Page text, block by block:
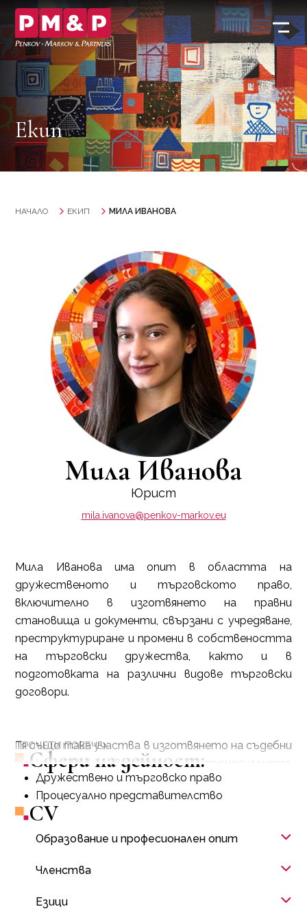
Екип
НАЧАЛО ЕКИП МИЛА ИВАНОВА
Мила Иванова
Юрист
mila.ivanova@penkov-markov.eu
Мила Иванова има опит в областта на
дружественото и търговското право,
включително в изготвянето на правни
становища и документи, свързани с учредяване,
преструктуриране и промени в собствеността
на търговски дружества, както и в
подготовката на различни видове търговски
договори.
Тя също така участва в изготвянето на съдебни
книжа във връзка с процесуалното
представителство на местни и чуждестранни
клиенти по дела пред българските съдилища.
ПРОЧЕТИ ПОВЕЧЕ
Сфери на дейност:
Дружествено и търговско право
Процесуално представителство
CV
Образование и професионален опит
Членства
Езици